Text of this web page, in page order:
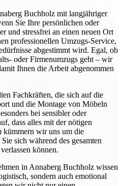
Buchholz mit langjähriger
Sie Ihre persönlichen oder
und stressfrei an einen neuen Ort
professionellen Umzugs-Service,
abgestimmt wird. Egal, ob
oder Firmenumzugs geht – wir
Ihnen die Arbeit abgenommen
Fachkräften, die sich auf die
und die Montage von Möbeln
bei sensibler oder
dass alles mit der nötigen
kümmern wir uns um die
sich während des gesamten
können.
in Annaberg Buchholz wissen
sondern auch emotional